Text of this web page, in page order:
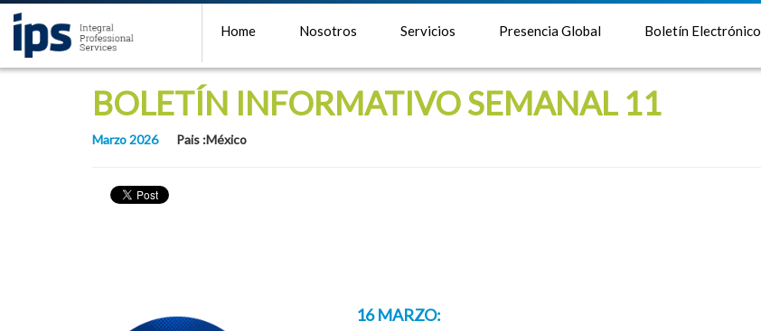
Home Nosotros Servicios Presencia Global Boletín Electrónico
BOLETÍN INFORMATIVO SEMANAL 11
Marzo 2026 Pais :México
16 MARZO: